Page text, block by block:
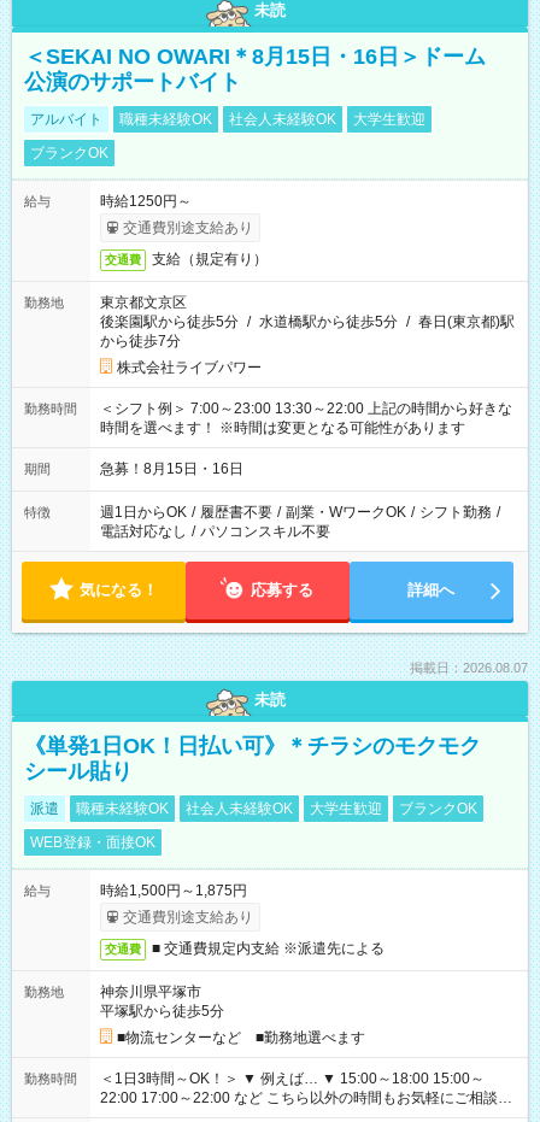
未読
＜SEKAI NO OWARI＊8月15日・16日＞ドーム
公演のサポートバイト
アルバイト 職種未経験OK 社会人未経験OK
大学生歓迎
ブランクOK
給与
時給1250円～
交通費別途支給あり
交通費 支給（規定有り）
勤務地
東京都文京区
後楽園駅から徒歩5分 / 水道橋駅から徒歩5分 / 春日(東京都)駅
から徒歩7分
株式会社ライブパワー
勤務時間
＜シフト例＞ 7:00～23:00 13:30～22:00 上記の時間から好きな
時間を選べます！ ※時間は変更となる可能性があります
期間 急募！8月15日・16日
特徴 週1日からOK / 履歴書不要 / 副業・WワークOK / シフト勤務 /
電話対応なし / パソコンスキル不要
気になる！ 応募する 詳細へ
掲載日：2026.08.07
未読
《単発1日OK！日払い可》＊チラシのモクモク
シール貼り
派遣 職種未経験OK 社会人未経験OK 大学生歓迎
ブランクOK
WEB登録・面接OK
給与
時給1,500円～1,875円
交通費別途支給あり
交通費 ■ 交通費規定内支給 ※派遣先による
勤務地
神奈川県平塚市
平塚駅から徒歩5分
■物流センターなど ■勤務地選べます
勤務時間
＜1日3時間～OK！＞ ▼ 例えば… ▼ 15:00～18:00 15:00～
22:00 17:00～22:00 など こちら以外の時間もお気軽にご相談く
ださい！